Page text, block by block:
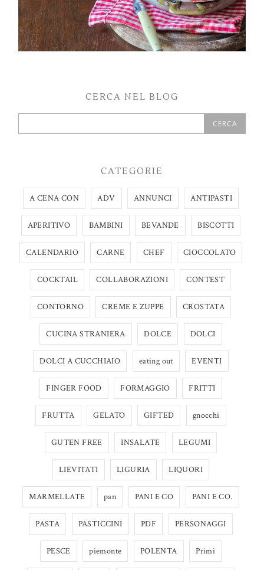
CERCA NEL BLOG
CATEGORIE
A CENA CON ADV ANNUNCI ANTIPASTI
APERITIVO BAMBINI BEVANDE BISCOTTI
CALENDARIO CARNE CHEF CIOCCOLATO
COCKTAIL COLLABORAZIONI CONTEST
CONTORNO CREME E ZUPPE CROSTATA
CUCINA STRANIERA DOLCE DOLCI
DOLCI A CUCCHIAIO eating out EVENTI
FINGER FOOD FORMAGGIO FRITTI
FRUTTA GELATO GIFTED gnocchi
GUTEN FREE INSALATE LEGUMI
LIEVITATI LIGURIA LIQUORI
MARMELLATE pan PANI E CO PANI E CO.
PASTA PASTICCINI PDF PERSONAGGI
PESCE piemonte POLENTA Primi